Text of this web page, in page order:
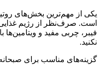
یکی از مهم‌ترین بخش‌های
است. صرف‌نظر از رژیم
فیبر، چربی مفید و
نکنید.
گزینه‌های مناسب برای